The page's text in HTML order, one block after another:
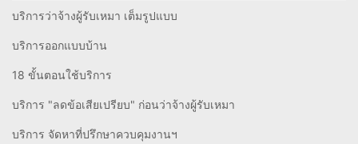
บริการว่าจ้างผู้รับเหมา เต็มรูปแบบ
บริการออกแบบบ้าน
18 ขั้นตอนใช้บริการ
บริการ "ลดข้อเสียเปรียบ" ก่อนว่าจ้างผู้รับเหมา
บริการ จัดหาที่ปรึกษาควบคุมงานฯ